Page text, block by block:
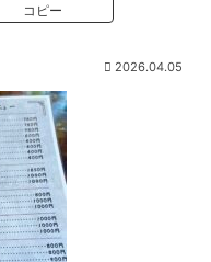
コピー
2026.04.05